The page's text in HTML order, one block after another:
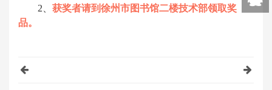
2、 获奖者请到徐州市图书馆二楼技术部领取奖
品。